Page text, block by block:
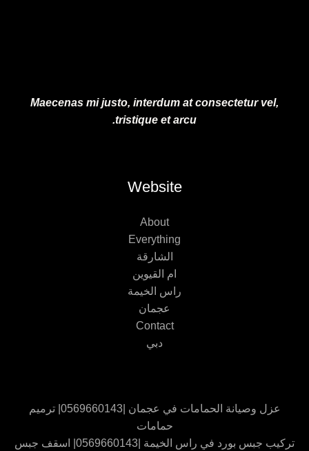
Maecenas mi justo, interdum at consectetur vel,
tristique et arcu.
Website
About
Everything
الشارقة
ام القيوين
راس الخيمة
عجمان
Contact
دبي
عزل وصيانة الحمامات في عجمان |0569660143| ترميم
حمامات
تركيب جبس بورد في راس الخيمة |0569660143| اسقف جبس